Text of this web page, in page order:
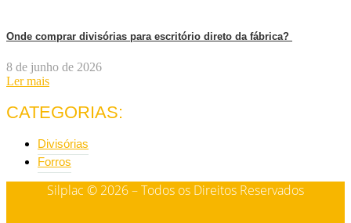
Onde comprar divisórias para escritório direto da fábrica?
8 de junho de 2026
Ler mais
CATEGORIAS:
Divisórias
Forros
Silplac © 2026 – Todos os Direitos Reservados